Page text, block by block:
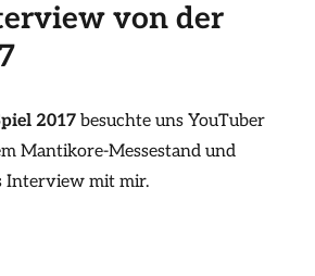
von der
2017 besuchte uns YouTuber
Mantikore-Messestand und
Interview mit mir.